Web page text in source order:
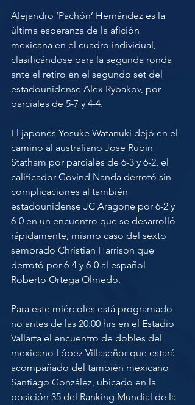
Alejandro ‘Pachón’ Hernández es la
última esperanza de la afición
mexicana en el cuadro individual,
clasificándose para la segunda ronda
ante el retiro en el segundo set del
estadounidense Alex Rybakov, por
parciales de 5-7 y 4-4.
El japonés Yosuke Watanuki dejó en el
camino al australiano Jose Rubin
Statham por parciales de 6-3 y 6-2, el
calificador Govind Nanda derrotó sin
complicaciones al también
estadounidense JC Aragone por 6-2 y
6-0 en un encuentro que se desarrolló
rápidamente, mismo caso del sexto
sembrado Christian Harrison que
derrotó por 6-4 y 6-0 al español
Roberto Ortega Olmedo.
Para este miércoles está programado
no antes de las 20:00 hrs en el Estadio
Vallarta el encuentro de dobles del
mexicano López Villaseñor que estará
acompañado del también mexicano
Santiago González, ubicado en la
posición 35 del Ranking Mundial de la